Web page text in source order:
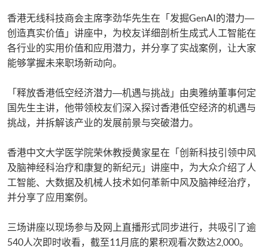
香港无线科技商会主席李劲华先生在「发掘GenAI的潜力―
创造真实价值」讲座中，为校友详细剖析生成式人工智能在
各行业的实用价值和应用潜力，并分享了实战案例，让大家
能够掌握未来职场新动向。
「释放香港低空经济潜力―机遇与挑战」由奥雅纳董事何定
国先生主讲，他带领校友们深入探讨香港低空经济的机遇与
挑战，并拆解该产业的发展前景与突破潜力。
香港中文大学医学院荣休教授黄家星在「创新科技引领中风
及脑神经科治疗和康复的新纪元」讲座中，为大众介绍了人
工智能、大数据及机械人技术如何革新中风及脑神经治疗，
并分享了应用案例。
三场讲座以现场参与及网上直播形式同步进行，共吸引了逾
540人次即时收看，截至11月底的累积观看次数达2,000。